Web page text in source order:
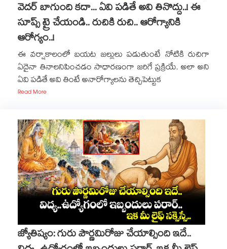
వెదర్ బాగుంది కదా... ఏవి పడితే అవి తినొద్దు..! ఈ
సూప్స్ ట్రై చేయండి.. రుచికి రుచి.. ఆరోగ్యానికి
ఆరోగ్యం..!
ఈ వర్షాకాలంలో బయట జల్లులు పడుతుంటే నోటికి రుచిగా
ఏదైనా తినాలనిపించడం సాధారణంగా జరిగే ప్రక్రియే. అలా అని
ఏవి పడితే అవి తింటే అనారోగ్యాలను తెచ్చిపెట్టుక
Read More
జ్యోతిష్యం: గురు పౌర్ణమిరోజు చేయాల్సింది ఇదే..